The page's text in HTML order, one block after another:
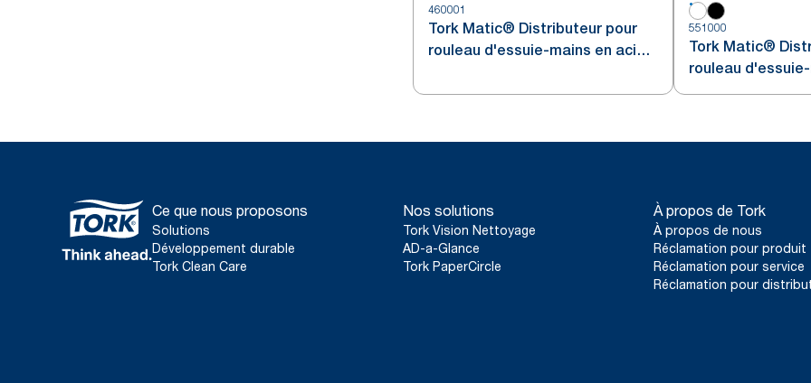
460001
Tork Matic® Distributeur pour
rouleau d'essuie-mains en acier
Intuition H1
551000
Tork Matic®
rouleau
Ce que nous proposons
Solutions
Développement durable
Tork Clean Care
Nos solutions
Tork Vision Nettoyage
AD-a-Glance
Tork PaperCircle
À propos de Tork
À propos de nous
Réclamation pour produit
Réclamation pour service
Réclamation pour